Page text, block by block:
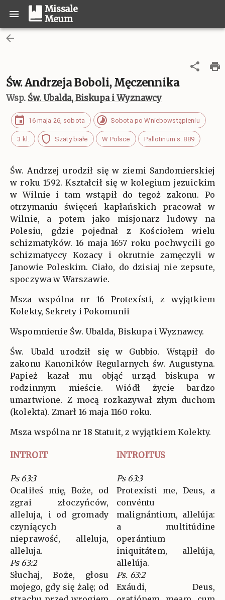
Missale
Meum
Św. Andrzeja Boboli, Męczennika
Wsp. Św. Ubalda, Biskupa i Wyznawcy
16 maja 26, sobota Sobota po Wniebowstąpieniu
3 kl. Szaty białe W Polsce Pallotinum s. 889
Św. Andrzej urodził się w ziemi Sandomierskiej
w roku 1592. Kształcił się w kolegium jezuickim
w Wilnie i tam wstąpił do tegoż zakonu. Po
otrzymaniu święceń kapłańskich pracował w
Wilnie, a potem jako misjonarz ludowy na
Polesiu, gdzie pojednał z Kościołem wielu
schizmatyków. 16 maja 1657 roku pochwycili go
schizmatyccy Kozacy i okrutnie zamęczyli w
Janowie Poleskim. Ciało, do dzisiaj nie zepsute,
spoczywa w Warszawie.
Msza wspólna nr 16 Protexísti, z wyjątkiem
Kolekty, Sekrety i Pokomunii
Wspomnienie Św. Ubalda, Biskupa i Wyznawcy.
Św. Ubald urodził się w Gubbio. Wstąpił do
zakonu Kanoników Regularnych św. Augustyna.
Papież kazał mu objąć urząd biskupa w
rodzinnym mieście. Wiódł życie bardzo
umartwione. Z mocą rozkazywał złym duchom
(kolekta). Zmarł 16 maja 1160 roku.
Msza wspólna nr 18 Statuit, z wyjątkiem Kolekty.
INTROIT INTROITUS
Ps 63:3
Ocaliłeś mię, Boże, od
zgrai złoczyńców,
alleluja, i od gromady
czyniących
nieprawość, alleluja,
alleluja.
Ps 63:2
Słuchaj, Boże, głosu
mojego, gdy się żalę; od
Ps 63:3
Protexísti me, Deus, a
convéntu
malignántium, allelúja:
a multitúdine
operántium
iniquitátem, allelúja,
allelúja.
Ps. 63:2
Exáudi, Deus,